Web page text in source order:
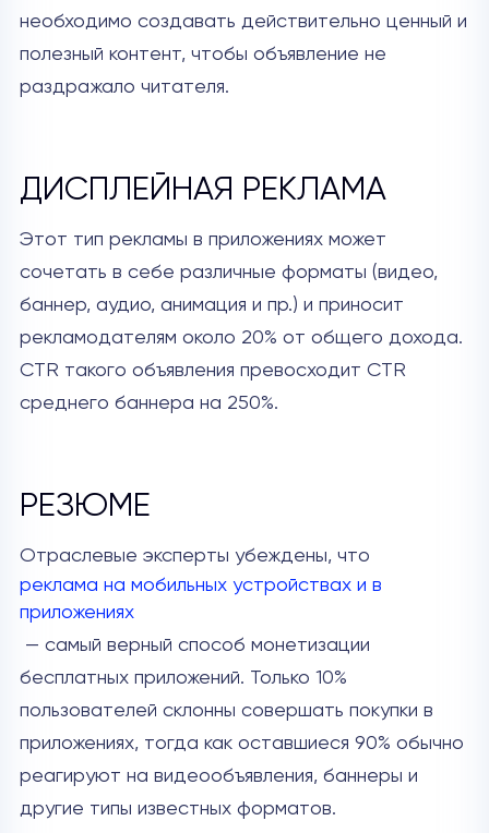
необходимо создавать действительно ценный и
полезный контент, чтобы объявление не
раздражало читателя.
ДИСПЛЕЙНАЯ РЕКЛАМА
Этот тип рекламы в приложениях может
сочетать в себе различные форматы (видео,
баннер, аудио, анимация и пр.) и приносит
рекламодателям около 20% от общего дохода.
CTR такого объявления превосходит CTR
среднего баннера на 250%.
РЕЗЮМЕ
Отраслевые эксперты убеждены, что
реклама на мобильных устройствах и в
приложениях
— самый верный способ монетизации
бесплатных приложений. Только 10%
пользователей склонны совершать покупки в
приложениях, тогда как оставшиеся 90% обычно
реагируют на видеообъявления, баннеры и
другие типы известных форматов.